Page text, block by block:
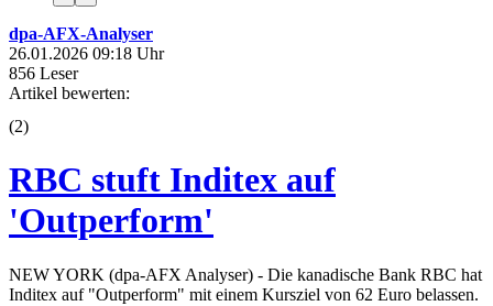
dpa-AFX-Analyser
26.01.2026 09:18 Uhr
856 Leser
Artikel bewerten:
(2)
RBC stuft Inditex auf
'Outperform'
NEW YORK (dpa-AFX Analyser) - Die kanadische Bank RBC hat
Inditex auf "Outperform" mit einem Kursziel von 62 Euro belassen.